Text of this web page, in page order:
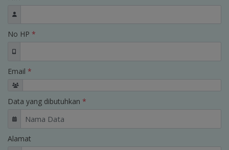
No HP *
Email *
Data yang dibutuhkan *
Alamat